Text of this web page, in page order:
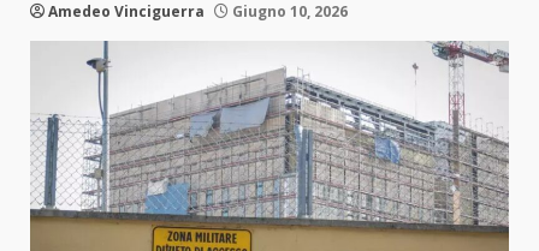
Amedeo Vinciguerra Giugno 10, 2026